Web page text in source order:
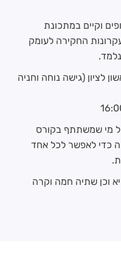
וקיים במתכונת
החקירה לעומק
לציון (גישה נוחה וחניה
מי שמשתתף בקורס
כדי לאפשר לכל אחד
וכן שתיה חמה וקרה